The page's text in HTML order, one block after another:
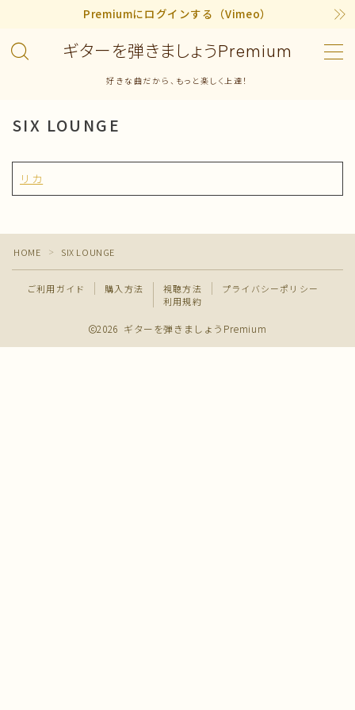
Premiumにログインする（Vimeo）
ギターを弾きましょうPremium
好きな曲だから、もっと楽しく上達！
MENU
学習レベルから探す
ご利用ガイド
SIX LOUNGE
リカ
HOME ＞ SIX LOUNGE
ご利用ガイド 購入方法 視聴方法
プライバシーポリシー
利用規約
2026 ギターを弾きましょうPremium